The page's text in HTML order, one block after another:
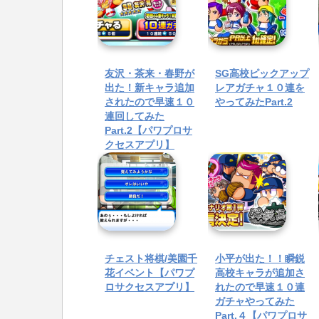
友沢・茶来・春野が
出た！新キャラ追加
されたので早速１０
連回してみた
Part.2【パワプロサ
クセスアプリ】
SG高校ピックアップ
レアガチャ１０連を
やってみたPart.2
チェスト将棋/美園千
花イベント【パワプ
ロサクセスアプリ】
小平が出た！！瞬鋭
高校キャラが追加さ
れたので早速１０連
ガチャやってみた
Part.４【パワプロサ